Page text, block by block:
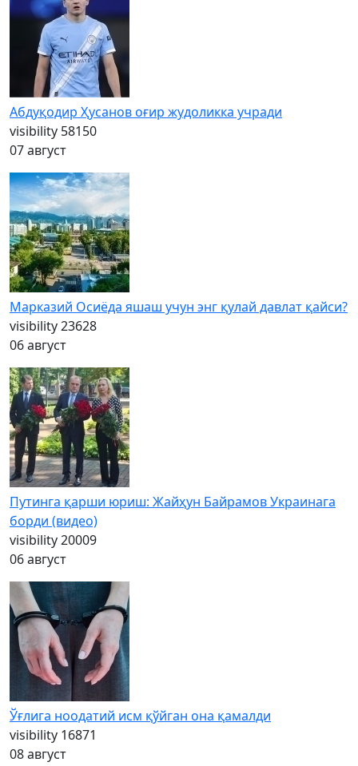
Абдуқодир Ҳусанов оғир жудоликка учради
visibility 58150
07 август
Марказий Осиёда яшаш учун энг қулай давлат қайси?
visibility23628
06 август
Путинга қарши юриш: Жайҳун Байрамов Украинага
борди (видео)
visibility20009
06 август
Ўғлига ноодатий исм қўйган она қамалди
visibility 16871
08 август